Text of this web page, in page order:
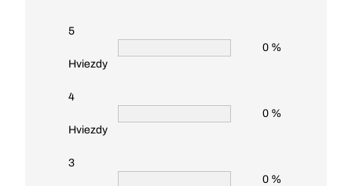
5
Hviezdy
0 %
4
Hviezdy
0 %
3
0 %